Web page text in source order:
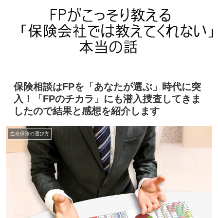
保険相談はFPを「あなたが選ぶ」時代に突
入！「FPのチカラ」にも潜入捜査してきま
したので結果と感想を紹介します
生命保険の選び方